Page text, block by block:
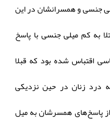
کم میلی جنسی و همسرانشان در این
به کم میلی جنسی با پاسخ
اقتباس شده بود که قبلا
درد زنان در حین نزدیکی
پاسخ‌های همسرشان به میل